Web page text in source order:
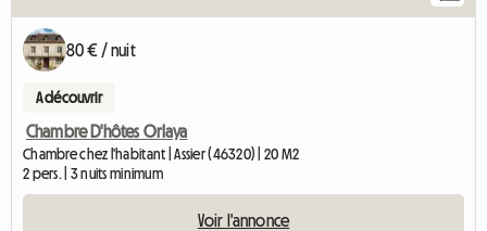
80 € / nuit
A découvrir
Chambre D'hôtes Orlaya
Chambre chez l'habitant | Assier (46320) | 20 M2
2 pers. | 3 nuits minimum
Voir l'annonce